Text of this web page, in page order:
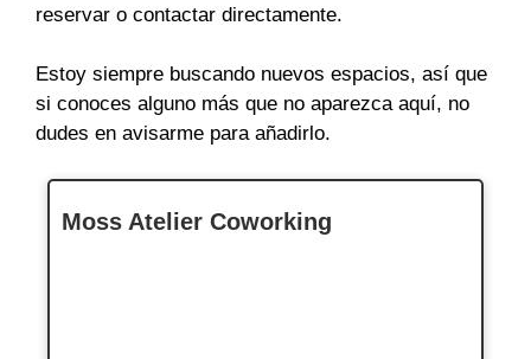
reservar o contactar directamente.
Estoy siempre buscando nuevos espacios, así que
si conoces alguno más que no aparezca aquí, no
dudes en avisarme para añadirlo.
Moss Atelier Coworking